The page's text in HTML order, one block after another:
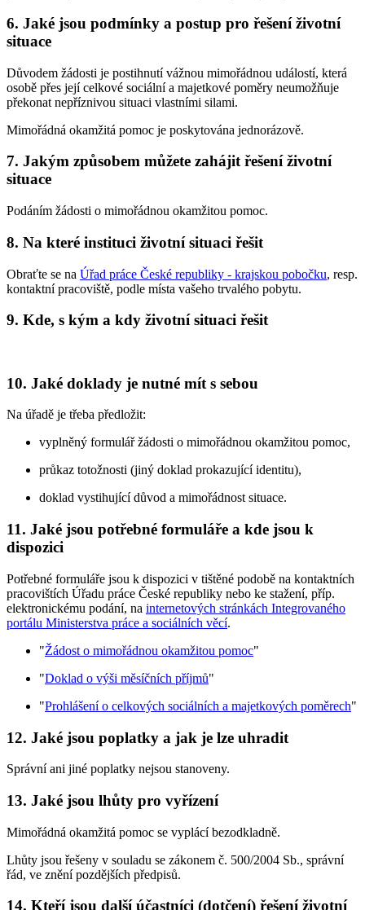
6. Jaké jsou podmínky a postup pro řešení životní
situace
Důvodem žádosti je postihnutí vážnou mimořádnou událostí, která
osobě přes její celkové sociální a majetkové poměry neumožňuje
překonat nepříznivou situaci vlastními silami.
Mimořádná okamžitá pomoc je poskytována jednorázově.
7. Jakým způsobem můžete zahájit řešení životní
situace
Podáním žádosti o mimořádnou okamžitou pomoc.
8. Na které instituci životní situaci řešit
Obraťte se na Úřad práce České republiky - krajskou pobočku, resp.
kontaktní pracoviště, podle místa vašeho trvalého pobytu.
9. Kde, s kým a kdy životní situaci řešit
10. Jaké doklady je nutné mít s sebou
Na úřadě je třeba předložit:
vyplněný formulář žádosti o mimořádnou okamžitou pomoc,
průkaz totožnosti (jiný doklad prokazující identitu),
doklad vystihující důvod a mimořádnost situace.
11. Jaké jsou potřebné formuláře a kde jsou k
dispozici
Potřebné formuláře jsou k dispozici v tištěné podobě na kontaktních
pracovištích Úřadu práce České republiky nebo ke stažení, příp.
elektronickému podání, na internetových stránkách Integrovaného
portálu Ministerstva práce a sociálních věcí.
"Žádost o mimořádnou okamžitou pomoc"
"Doklad o výši měsíčních příjmů"
"Prohlášení o celkových sociálních a majetkových poměrech"
12. Jaké jsou poplatky a jak je lze uhradit
Správní ani jiné poplatky nejsou stanoveny.
13. Jaké jsou lhůty pro vyřízení
Mimořádná okamžitá pomoc se vyplácí bezodkladně.
Lhůty jsou řešeny v souladu se zákonem č. 500/2004 Sb., správní
řád, ve znění pozdějších předpisů.
14. Kteří jsou další účastníci (dotčení) řešení životní